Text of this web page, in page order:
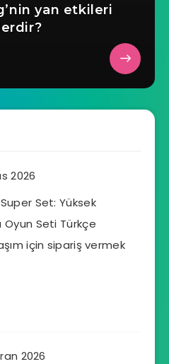
yan etkileri
2026
Set: Yüksek
Oyun Seti Türkçe
için sipariş vermek
2026